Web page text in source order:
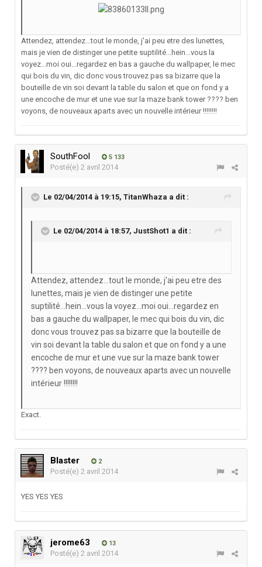
Attendez, attendez...tout le monde, j'ai peu etre des lunettes,
mais je vien de distinger une petite suptilité...hein...vous la
voyez...moi oui...regardez en bas a gauche du wallpaper, le mec
qui bois du vin, dic donc vous trouvez pas sa bizarre que la
bouteille de vin soi devant la table du salon et que on fond y a
une encoche de mur et une vue sur la maze bank tower ???? ben
voyons, de nouveaux aparts avec un nouvelle intérieur !!!!!!!!
SouthFool 5 133
Posté(e) 2 avril 2014
Le 02/04/2014 à 19:15, TitanWhaza a dit :
Le 02/04/2014 à 18:57, JustShot1 a dit :
Attendez, attendez...tout le monde, j'ai peu etre des
lunettes, mais je vien de distinger une petite
suptilité...hein...vous la voyez...moi oui...regardez en
bas a gauche du wallpaper, le mec qui bois du vin, dic
donc vous trouvez pas sa bizarre que la bouteille de
vin soi devant la table du salon et que on fond y a une
encoche de mur et une vue sur la maze bank tower
???? ben voyons, de nouveaux aparts avec un nouvelle
intérieur !!!!!!!!
Exact.
Blaster 2
Posté(e) 2 avril 2014
YES YES YES
jerome63 13
Posté(e) 2 avril 2014